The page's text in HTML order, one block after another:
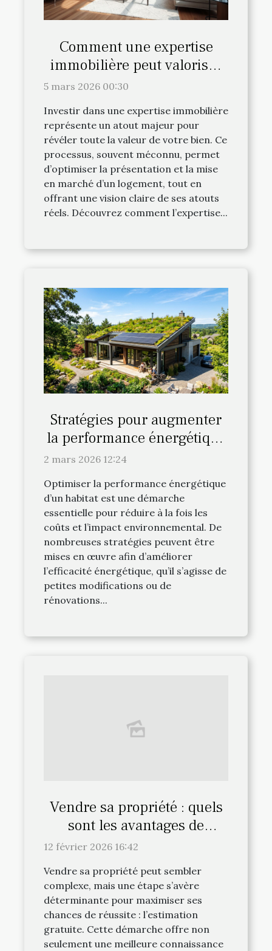
Comment une expertise
immobilière peut valoriser
votre bien ?
5 mars 2026 00:30
Investir dans une expertise immobilière
représente un atout majeur pour
révéler toute la valeur de votre bien. Ce
processus, souvent méconnu, permet
d’optimiser la présentation et la mise
en marché d’un logement, tout en
offrant une vision claire de ses atouts
réels. Découvrez comment l’expertise...
Stratégies pour augmenter
la performance énergétique
de votre habitat
2 mars 2026 12:24
Optimiser la performance énergétique
d’un habitat est une démarche
essentielle pour réduire à la fois les
coûts et l’impact environnemental. De
nombreuses stratégies peuvent être
mises en œuvre afin d’améliorer
l’efficacité énergétique, qu’il s’agisse de
petites modifications ou de
rénovations...
Vendre sa propriété : quels
sont les avantages de
l'estimation gratuite ?
12 février 2026 16:42
Vendre sa propriété peut sembler
complexe, mais une étape s’avère
déterminante pour maximiser ses
chances de réussite : l’estimation
gratuite. Cette démarche offre non
seulement une meilleure connaissance